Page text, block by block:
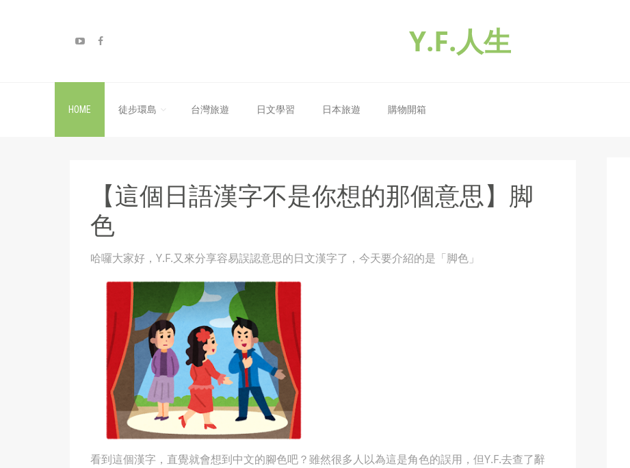
Y.F.人生
HOME 徒步環島 台灣旅遊 日文學習 日本旅遊 購物開箱
【這個日語漢字不是你想的那個意思】脚
色
哈囉大家好，Y.F.又來分享容易誤認意思的日文漢字了，今天要介紹的是「脚色」
看到這個漢字，直覺就會想到中文的腳色吧？雖然很多人以為這是角色的誤用，但Y.F.去查了辭